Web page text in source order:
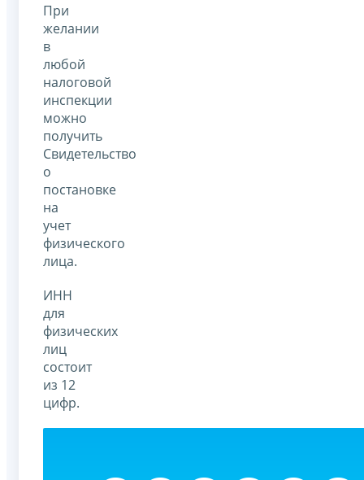
При
желании
в
любой
налоговой
инспекции
можно
получить
Свидетельство
о
постановке
на
учет
физического
лица.
ИНН
для
физических
лиц
состоит
из 12
цифр.